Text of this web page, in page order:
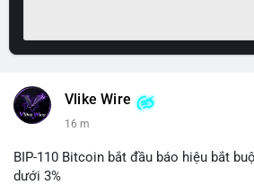
Vlike Wire
16 m
BIP-110 Bitcoin bắt đầu báo hiệu bắt
dưới 3%